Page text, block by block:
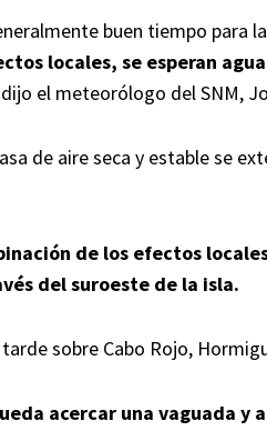
buen tiempo para
locales, se esperan
el meteorólogo del SNM,
de aire seca y estable se
de los efectos
del suroeste de la isla.
sobre Cabo Rojo,
acercar una vaguada y